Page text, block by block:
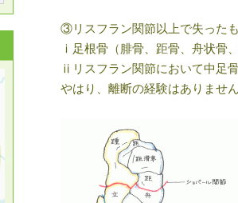
③リスフラン関節以上で失った
ⅰ足根骨（腓骨、距骨、舟状骨
ⅱリスフラン関節において中足
やはり、離断の経験はありません